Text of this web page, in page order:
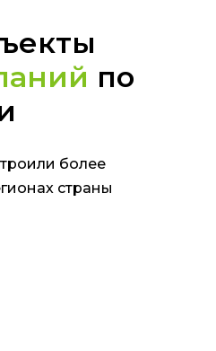
по
более
страны